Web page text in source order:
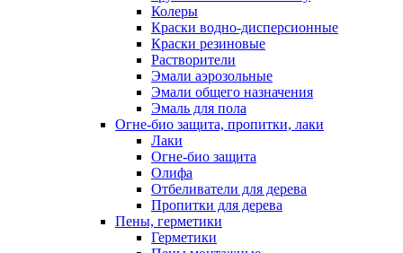
Колеры
Краски водно-дисперсионные
Краски резиновые
Растворители
Эмали аэрозольные
Эмали общего назначения
Эмаль для пола
Огне-био защита, пропитки, лаки
Лаки
Огне-био защита
Олифа
Отбеливатели для дерева
Пропитки для дерева
Пены, герметики
Герметики